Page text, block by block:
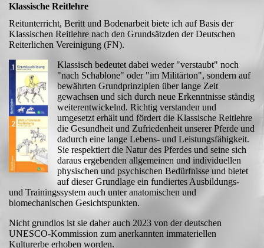
Klassische Reitlehre
Reitunterricht, Beritt und Bodenarbeit biete ich auf Basis der
Klassischen Reitlehre nach den Grundsätzden der Deutschen
Reiterlichen Vereinigung (FN).
Klassisch bedeutet dabei weder "verstaubt" noch
"nach Schablone" oder "im Militärton", sondern auf
bewährten Grundprinzipien über lange Zeit
gewachsen und sich durch neue Erkenntnisse ständig
weiterentwickelnd. Richtig verstanden und
umgesetzt erhält und fördert die Klassische Reitlehre
die Gesundheit und Zufriedenheit unserer Pferde und
dadurch eine lange Lebens- und Leistungsfähigkeit.
Sie respektiert die Natur des Pferdes und seine sich
daraus ergebenden allgemeinen und individuellen
physischen und psychischen Bedürfnisse und bietet
auf dieser Grundlage ein fundiertes Ausbildungs-
und Trainingssystem auch unter anatomischen und
biomechanischen Gesichtspunkten.
Nicht grundlos ist sie daher auch 2023 von der deutschen
UNESCO-Kommission zum anerkannten immateriellen
Kulturerbe erhoben worden.